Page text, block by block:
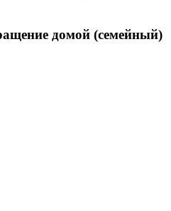
домой (семейный)